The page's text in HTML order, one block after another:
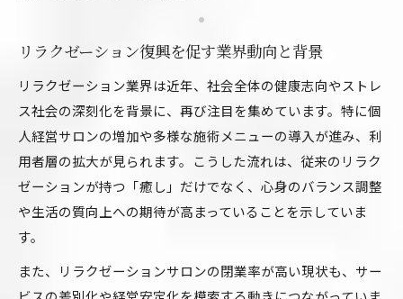
リラクゼーション需要が高まる現状を把握
サロン復興を目指すならリラクゼーションが強み
リラクゼーション強化がサロン復興の鍵
リラクゼーション施術で差別化を図る方法
サロン復興にはリラクゼーションが有効
リラクゼーション強みを活かす経営戦略
心理学から見るリラクゼーション効果の活用術
心理学視点でリラクゼーション効果を解説
リラクゼーション復興を促す業界動向と背景
リラクゼーション業界は近年、社会全体の健康志向やストレ
ス社会の深刻化を背景に、再び注目を集めています。特に個
人経営サロンの増加や多様な施術メニューの導入が進み、利
用者層の拡大が見られます。こうした流れは、従来のリラク
ゼーションが持つ「癒し」だけでなく、心身のバランス調整
や生活の質向上への期待が高まっていることを示していま
す。
また、リラクゼーションサロンの閉業率が高い現状も、サー